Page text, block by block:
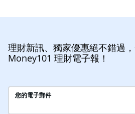
理財新訊、獨家優惠絕不錯過
Money101 理財電子報！